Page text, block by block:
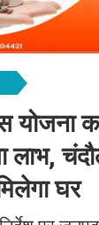
योजना
लाभ,
घर